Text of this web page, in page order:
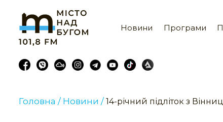
Новини Програми
Головна / Новини / 14-річний підліток з